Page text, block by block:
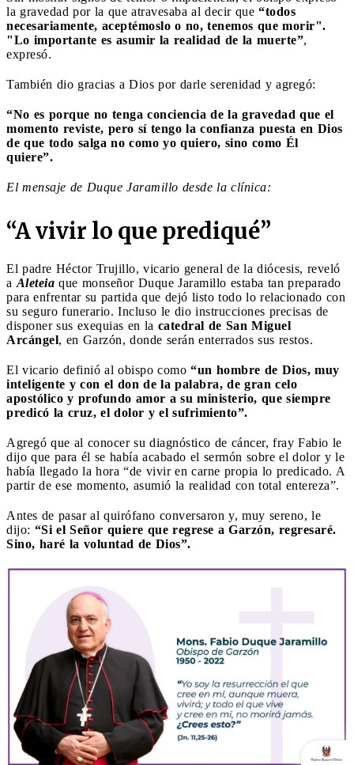
la gravedad por la que atravesaba al decir que “todos
necesariamente, aceptémoslo o no, tenemos que morir".
"Lo importante es asumir la realidad de la muerte”,
expresó.
También dio gracias a Dios por darle serenidad y agregó:
“No es porque no tenga conciencia de la gravedad que el
momento reviste, pero sí tengo la confianza puesta en Dios
de que todo salga no como yo quiero, sino como Él
quiere”.
El mensaje de Duque Jaramillo desde la clínica:
“A vivir lo que prediqué”
El padre Héctor Trujillo, vicario general de la diócesis, reveló
a Aleteia que monseñor Duque Jaramillo estaba tan preparado
para enfrentar su partida que dejó listo todo lo relacionado con
su seguro funerario. Incluso le dio instrucciones precisas de
disponer sus exequias en la catedral de San Miguel
Arcángel, en Garzón, donde serán enterrados sus restos.
El vicario definió al obispo como “un hombre de Dios, muy
inteligente y con el don de la palabra, de gran celo
apostólico y profundo amor a su ministerio, que siempre
predicó la cruz, el dolor y el sufrimiento”.
Agregó que al conocer su diagnóstico de cáncer, fray Fabio le
dijo que para él se había acabado el sermón sobre el dolor y le
había llegado la hora “de vivir en carne propia lo predicado. A
partir de ese momento, asumió la realidad con total entereza”.
Antes de pasar al quirófano conversaron y, muy sereno, le
dijo: “Si el Señor quiere que regrese a Garzón, regresaré.
Sino, haré la voluntad de Dios”.